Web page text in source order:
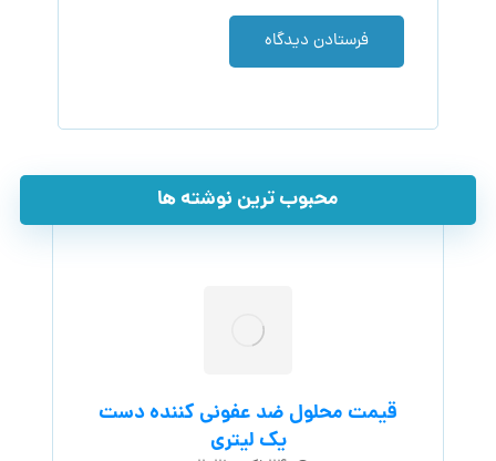
فرستادن دیدگاه
محبوب ترین نوشته ها
قیمت محلول ضد عفونی کننده دست
یک لیتری